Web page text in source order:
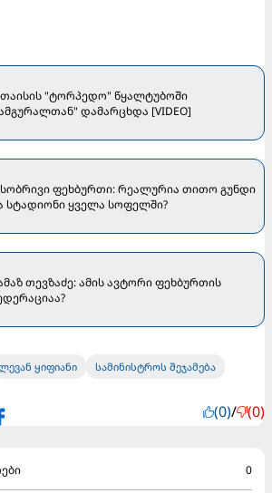
"ტორპედო" წყალტუბოში
დამარცხდა [VIDEO]
ფეხბურთი: რეალურია თითო გუნდი
სტადიონი ყველა სოფელში?
თევზაძე: ამის ავტორი ფეხბურთის
ყიფიანი სამინისტროს შეჯამება
(0)/ (0)
0